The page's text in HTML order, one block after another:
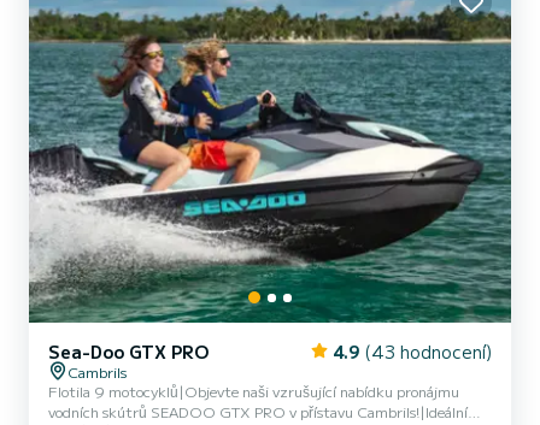
Sea-Doo GTX PRO 4.9 (43 hodnocení)
Cambrils
Flotila 9 motocyklů|Objevte naši vzrušující nabídku pronájmu
vodních skútrů SEADOO GTX PRO v přístavu Cambrils!|Ideální